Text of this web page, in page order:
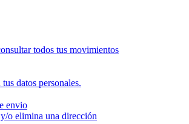
todos tus movimientos
datos personales.
envio
o elimina una dirección